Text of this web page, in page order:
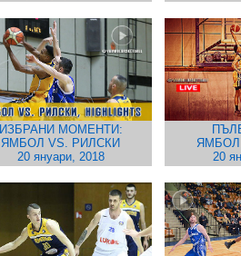
ИЗБРАНИ МОМЕНТИ:
ЯМБОЛ VS. РИЛСКИ
20 януари, 2018
ЯМБОЛ
20